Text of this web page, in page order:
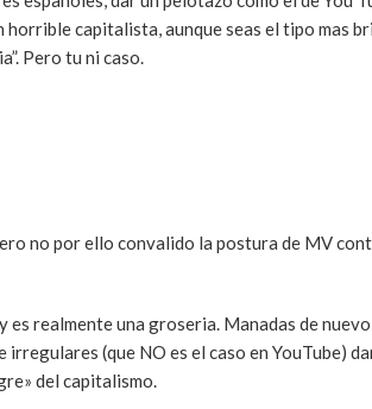
capitalista, aunque seas el tipo mas
Pero tu ni caso.
no por ello convalido la postura de MV
realmente una groseria. Manadas de
(que NO es el caso en YouTube)
del capitalismo.